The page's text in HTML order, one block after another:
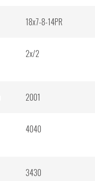
18x7-8-14PR
2х/2
2001
4040
3430